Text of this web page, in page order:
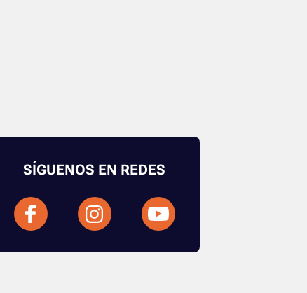
SÍGUENOS EN REDES